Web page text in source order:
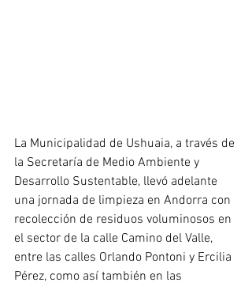
La Municipalidad de Ushuaia, a través de
la Secretaría de Medio Ambiente y
Desarrollo Sustentable, llevó adelante
una jornada de limpieza en Andorra con
recolección de residuos voluminosos en
el sector de la calle Camino del Valle,
entre las calles Orlando Pontoni y Ercilia
Pérez, como así también en las